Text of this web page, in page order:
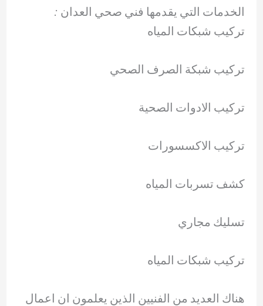
الخدمات التي يقدمها فني صحي العدان :
تركيب شبكات المياه
تركيب شبكة الصرف الصحي
تركيب الادوات الصحية
تركيب الاكسسورات
كشف تسربات المياه
تسليك مجاري
تركيب شبكات المياه
هناك العديد من الفنيين الذين يعلمون ان اعمال